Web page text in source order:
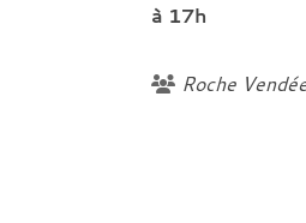
à 17h
Roche